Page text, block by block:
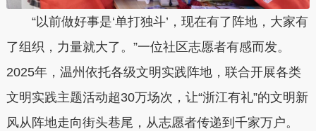
“以前做好事是‘单打独斗’，现在有了阵地，大家有
了组织，力量就大了。”一位社区志愿者有感而发。
2025年，温州依托各级文明实践阵地，联合开展各类
文明实践主题活动超30万场次，让“浙江有礼”的文明新
风从阵地走向街头巷尾，从志愿者传递到千家万户。